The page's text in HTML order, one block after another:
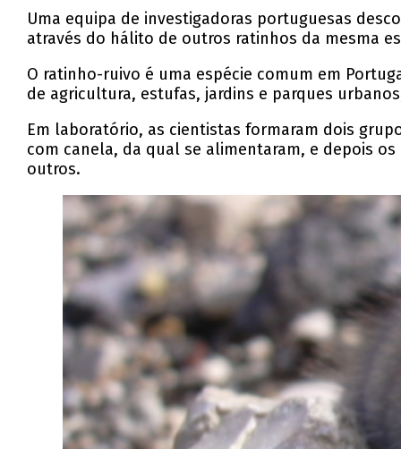
Uma equipa de investigadoras portuguesas
através do hálito de outros ratinhos da mesma
O ratinho-ruivo é uma espécie comum em
de agricultura, estufas, jardins e parques
Em laboratório, as cientistas formaram dois
com canela, da qual se alimentaram, e depois
outros.